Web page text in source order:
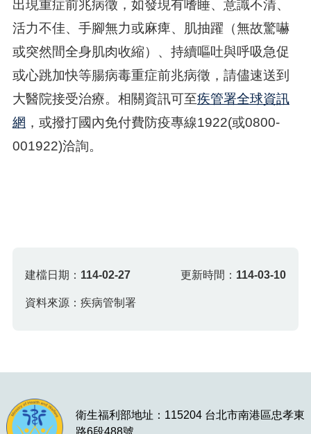
出現重症前兆病徵，如發現有嗜睡、意識不清、
活力不佳、手腳無力或麻痺、肌抽躍（無故驚嚇
或突然間全身肌肉收縮）、持續嘔吐與呼吸急促
或心跳加快等腸病毒重症前兆病徵，請儘速送到
大醫院接受治療。相關資訊可至疾管署全球資訊
網 ，或撥打國內免付費防疫專線1922(或0800-
001922)洽詢。
建檔日期： 114-02-27 更新時間： 114-03-10
資料來源：疾病管制署
衛生福利部地址：115204 台北市南港區忠孝東
路6段488號